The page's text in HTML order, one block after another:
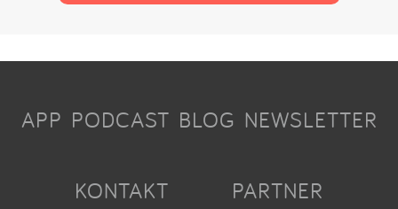
APP PODCAST BLOG NEWSLETTER
KONTAKT PARTNER